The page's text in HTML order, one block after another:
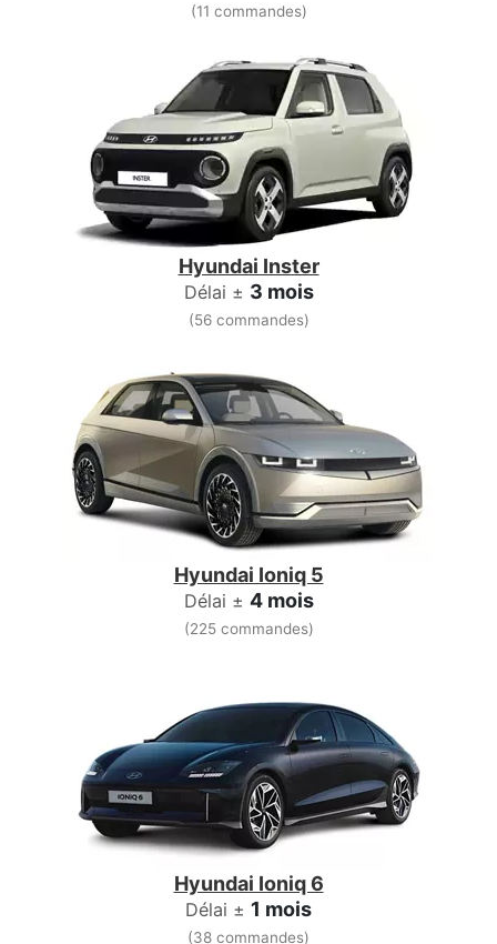
(11 commandes)
Hyundai Inster
Délai ± 3 mois
(56 commandes)
Hyundai Ioniq 5
Délai ± 4 mois
(225 commandes)
Hyundai Ioniq 6
Délai ± 1 mois
(38 commandes)